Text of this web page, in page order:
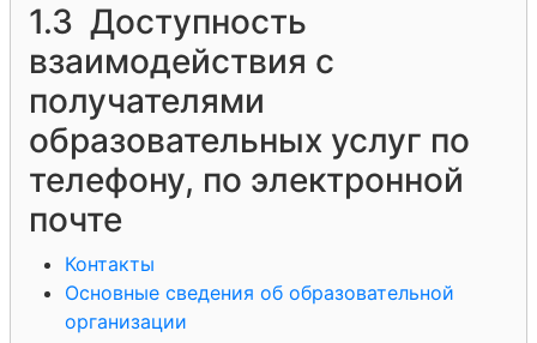
1.3 Доступность
взаимодействия с
получателями
образовательных услуг по
телефону, по электронной
почте
Контакты
Основные сведения об образовательной
организации